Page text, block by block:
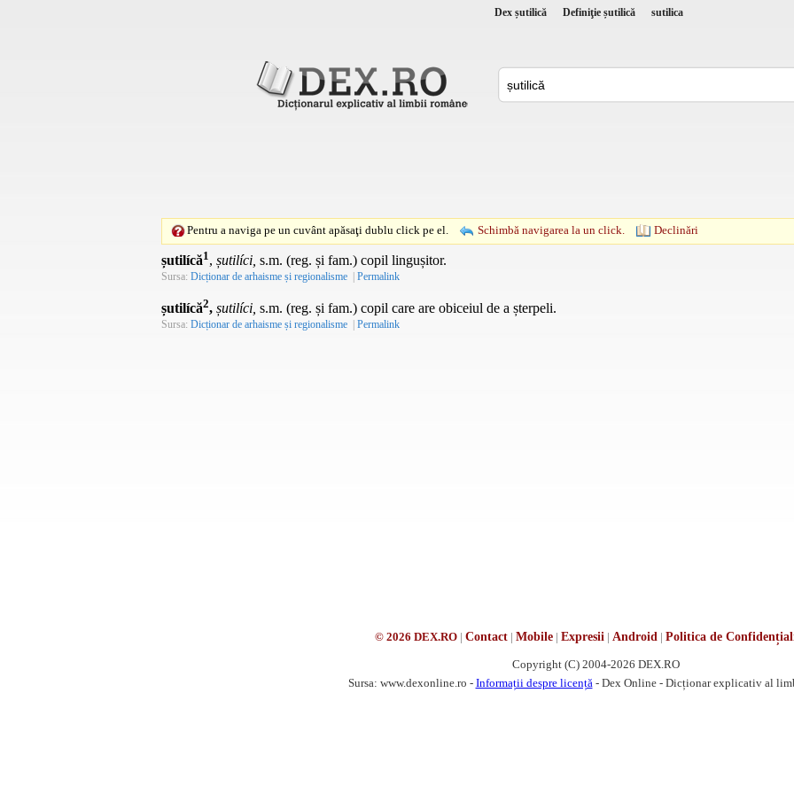
Dex șutilică Definiţie șutilică sutilica
Pentru a naviga pe un cuvânt apăsaţi dublu click pe el. Schimbă navigarea la un click. Declinări
șutilícă1 , șutilíci, s.m. (reg. și fam.) copil lingușitor.
Sursa: Dicționar de arhaisme și regionalisme | Permalink
șutilícă2, șutilíci, s.m. (reg. și fam.) copil care are obiceiul de a șterpeli.
Sursa: Dicționar de arhaisme și regionalisme Permalink
© 2026 DEX.RO| Contact| Mobile| Expresii| Android| Politica de
Copyright (C) 2004-2026 DEX.RO
Sursa: www.dexonline.ro - Informații despre licență- Dex Online - Dicționar explicativ al